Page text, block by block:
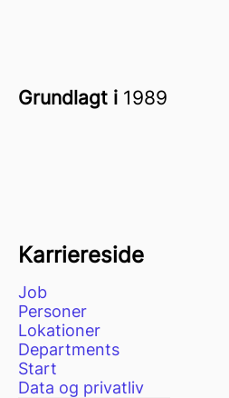
Grundlagt i 1989
Karriereside
Job
Personer
Lokationer
Departments
Start
Data og privatliv